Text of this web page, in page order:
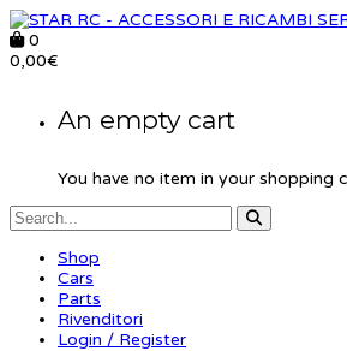
0
0,00€
An empty cart
You have no item in your shopping
Shop
Cars
Parts
Rivenditori
Login / Register